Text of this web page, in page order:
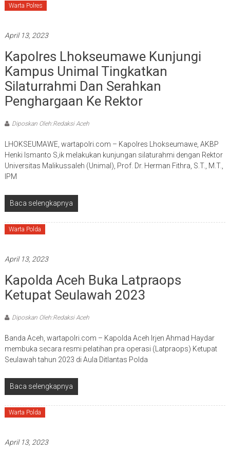
Warta Polres
April 13, 2023
Kapolres Lhokseumawe Kunjungi
Kampus Unimal Tingkatkan
Silaturrahmi Dan Serahkan
Penghargaan Ke Rektor
Diposkan Oleh:Redaksi Aceh
LHOKSEUMAWE, wartapolri.com – Kapolres Lhokseumawe, AKBP
Henki Ismanto S,ik melakukan kunjungan silaturahmi dengan Rektor
Universitas Malikussaleh (Unimal), Prof. Dr. Herman Fithra, S.T., M.T.,
IPM
Baca selengkapnya
Warta Polda
April 13, 2023
Kapolda Aceh Buka Latpraops
Ketupat Seulawah 2023
Diposkan Oleh:Redaksi Aceh
Banda Aceh, wartapolri.com – Kapolda Aceh Irjen Ahmad Haydar
membuka secara resmi pelatihan pra operasi (Latpraops) Ketupat
Seulawah tahun 2023 di Aula Ditlantas Polda
Baca selengkapnya
Warta Polda
April 13, 2023